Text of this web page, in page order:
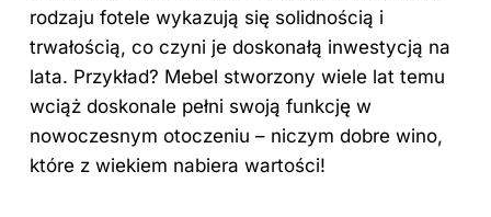
rodzaju fotele wykazują się solidnością i
trwałością, co czyni je doskonałą inwestycją na
lata. Przykład? Mebel stworzony wiele lat temu
wciąż doskonale pełni swoją funkcję w
nowoczesnym otoczeniu – niczym dobre wino,
które z wiekiem nabiera wartości!